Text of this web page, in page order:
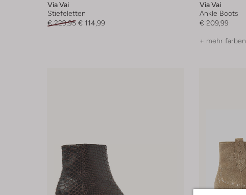
Via Vai
Stiefeletten
€ 229,95 € 114,99
Via Vai
Ankle Boots
€ 209,99
+ mehr farben